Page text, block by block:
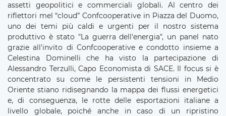
assetti geopolitici e commerciali globali. Al centro dei
riflettori mel “cloud” Confcooperative in Piazza del Duomo,
uno dei temi più caldi e urgenti per il nostro sistema
produttivo è stato "La guerra dell'energia", un panel nato
grazie all'invito di Confcooperative e condotto insieme a
Celestina Dominelli che ha visto la partecipazione di
Alessandro Terzulli, Capo Economista di SACE. Il focus si è
concentrato su come le persistenti tensioni in Medio
Oriente stiano ridisegnando la mappa dei flussi energetici
e, di conseguenza, le rotte delle esportazioni italiane a
livello globale, poiché anche in caso di un ripristino